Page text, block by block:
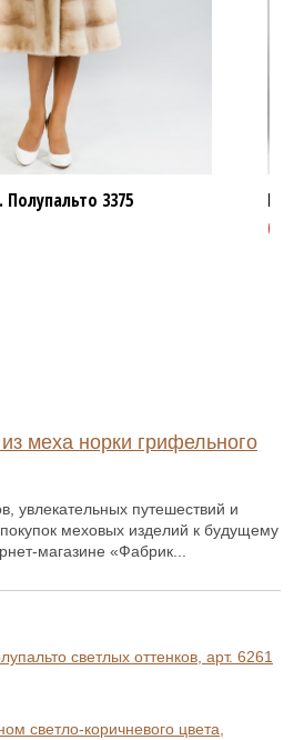
3375
меха норки грифельного
увлекательных путешествий и
меховых изделий к будущему
магазине «Фабрик...
светлых оттенков, арт. 6261
светло-коричневого цвета,